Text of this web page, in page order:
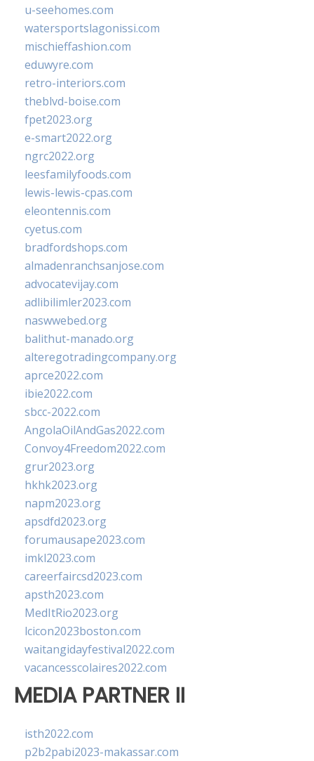
u-seehomes.com
watersportslagonissi.com
mischieffashion.com
eduwyre.com
retro-interiors.com
theblvd-boise.com
fpet2023.org
e-smart2022.org
ngrc2022.org
leesfamilyfoods.com
lewis-lewis-cpas.com
eleontennis.com
cyetus.com
bradfordshops.com
almadenranchsanjose.com
advocatevijay.com
adlibilimler2023.com
naswwebed.org
balithut-manado.org
alteregotradingcompany.org
aprce2022.com
ibie2022.com
sbcc-2022.com
AngolaOilAndGas2022.com
Convoy4Freedom2022.com
grur2023.org
hkhk2023.org
napm2023.org
apsdfd2023.org
forumausape2023.com
imkl2023.com
careerfaircsd2023.com
apsth2023.com
MedItRio2023.org
lcicon2023boston.com
waitangidayfestival2022.com
vacancesscolaires2022.com
MEDIA PARTNER II
isth2022.com
p2b2pabi2023-makassar.com